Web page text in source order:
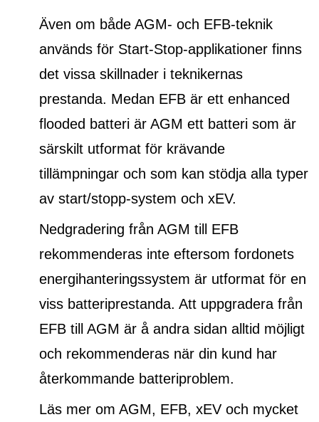
Även om både AGM- och EFB-teknik
används för Start-Stop-applikationer finns
det vissa skillnader i teknikernas
prestanda. Medan EFB är ett enhanced
flooded batteri är AGM ett batteri som är
särskilt utformat för krävande
tillämpningar och som kan stödja alla typer
av start/stopp-system och xEV.
Nedgradering från AGM till EFB
rekommenderas inte eftersom fordonets
energihanteringssystem är utformat för en
viss batteriprestanda. Att uppgradera från
EFB till AGM är å andra sidan alltid möjligt
och rekommenderas när din kund har
återkommande batteriproblem.
Läs mer om AGM, EFB, xEV och mycket